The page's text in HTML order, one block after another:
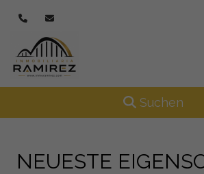
Toggle
Suchen
NEUESTE